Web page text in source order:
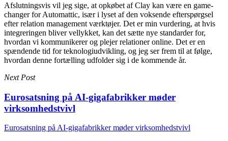
Afslutningsvis vil jeg sige, at opkøbet af Clay kan være en game-
changer for Automattic, især i lyset af den voksende efterspørgsel
efter relation management værktøjer. Det er min vurdering, at hvis
integreringen bliver vellykket, kan det sætte nye standarder for,
hvordan vi kommunikerer og plejer relationer online. Det er en
spændende tid for teknologiudvikling, og jeg ser frem til at følge,
hvordan denne fortælling udfolder sig i de kommende år.
Next Post
Eurosatsning på AI-gigafabrikker møder
virksomhedstvivl
Eurosatsning på AI-gigafabrikker møder virksomhedstvivl